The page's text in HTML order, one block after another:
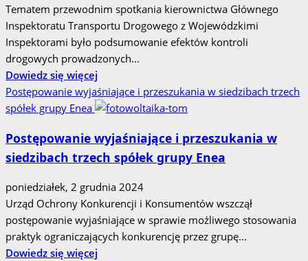
kraju
ustawionych
zostanie
siedemdziesiąt
fotoradarów
Tematem przewodnim spotkania kierownictwa Głównego
Inspektoratu Transportu Drogowego z Wojewódzkimi
Inspektorami było podsumowanie efektów kontroli
drogowych prowadzonych...
Dowiedz się więcej
się
więcej
Narada
z
Inspektorami
Transportu
Drogowego
z
Postępowanie wyjaśniające i przeszukania w siedzibach trzech
spółek grupy Enea
Postępowanie wyjaśniające i przeszukania w
siedzibach trzech spółek grupy Enea
poniedziałek, 2 grudnia 2024
Urząd Ochrony Konkurencji i Konsumentów wszczął
postępowanie wyjaśniające w sprawie możliwego stosowania
praktyk ograniczających konkurencję przez grupę...
Dowiedz się więcej